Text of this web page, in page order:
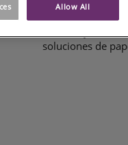
La campaña “
como objetivo
soluciones de
Allow All